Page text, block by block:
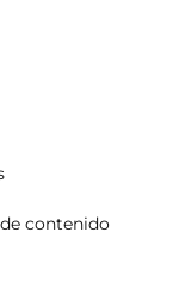
contenido